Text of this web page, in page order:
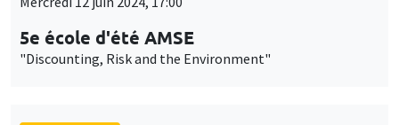
5e école d'été AMSE
"Discounting, Risk and the Environment"